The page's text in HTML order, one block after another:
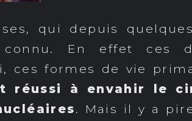
qui depuis
En effet ces
ces formes de vie
réussi à envahir le
. Mais il y a